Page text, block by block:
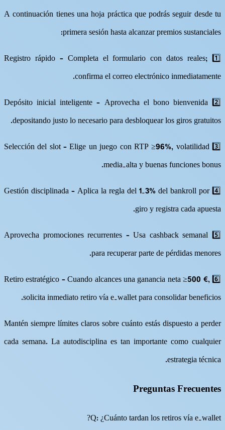
A continuación tienes una hoja práctica que podrás seguir desde tu
primera sesión hasta alcanzar premios sustanciales:
1️⃣ Registro rápido – Completa el formulario con datos reales;
confirma el correo electrónico inmediatamente.
2️⃣ Depósito inicial inteligente – Aprovecha el bono bienvenida
depositando justo lo necesario para desbloquear los giros gratuitos.
3️⃣ Selección del slot – Elige un juego con RTP ≥96%, volatilidad
media‑alta y buenas funciones bonus.
4️⃣ Gestión disciplinada – Aplica la regla del 1‑3% del bankroll por
giro y registra cada apuesta.
5️⃣ Aprovecha promociones recurrentes – Usa cashback semanal
para recuperar parte de pérdidas menores.
6️⃣ Retiro estratégico – Cuando alcances una ganancia neta ≥500 €,
solicita inmediato retiro vía e‑wallet para consolidar beneficios.
Mantén siempre límites claros sobre cuánto estás dispuesto a perder
cada semana​.​ La autodisciplina es tan importante como cualquier
estrategia técnica​.​
Preguntas Frecuentes
Q: ¿Cuánto tardan los retiros vía e‑wallet?